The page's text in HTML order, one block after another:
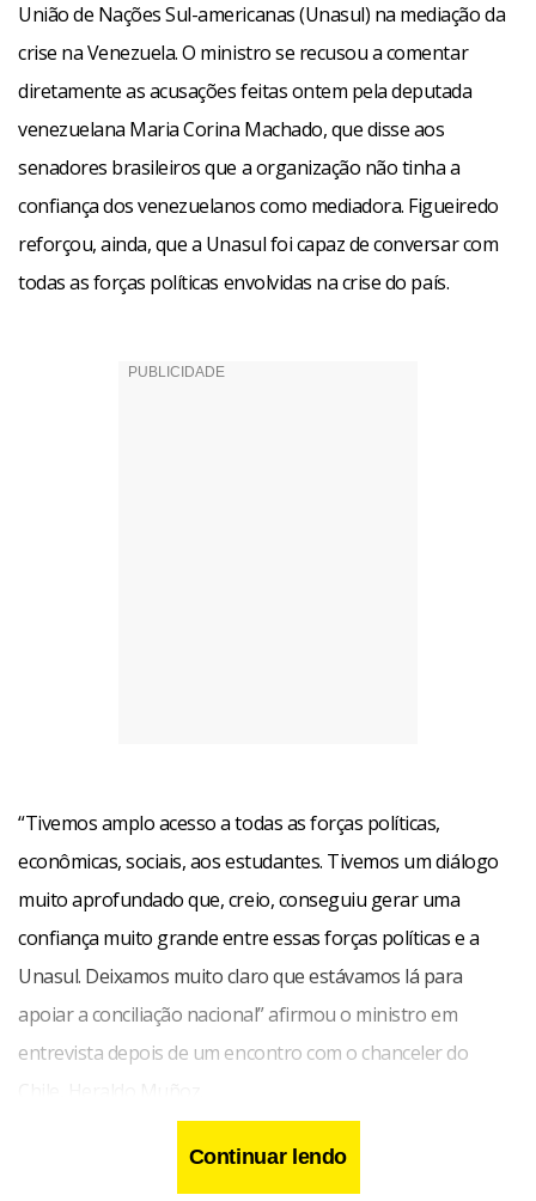
União de Nações Sul-americanas (Unasul) na mediação da
crise na Venezuela. O ministro se recusou a comentar
diretamente as acusações feitas ontem pela deputada
venezuelana Maria Corina Machado, que disse aos
senadores brasileiros que a organização não tinha a
confiança dos venezuelanos como mediadora. Figueiredo
reforçou, ainda, que a Unasul foi capaz de conversar com
todas as forças políticas envolvidas na crise do país.
“Tivemos amplo acesso a todas as forças políticas,
econômicas, sociais, aos estudantes. Tivemos um diálogo
muito aprofundado que, creio, conseguiu gerar uma
confiança muito grande entre essas forças políticas e a
Unasul. Deixamos muito claro que estávamos lá para
apoiar a conciliação nacional” afirmou o ministro em
entrevista depois de um encontro com o chanceler do
A deputada venezuelana, hoje a principal voz da oposição
Continuar lendo